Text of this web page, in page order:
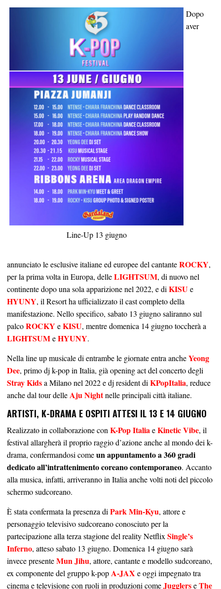
Line-Up 13 giugno
Dopo
aver
annunciato le esclusive italiane ed europee del cantanteROCKY,
per la prima volta in Europa, delleLIGHTSUM, di nuovo nel
continente dopo una sola apparizione nel 2022, e di KISUe
HYUNY, il Resort ha ufficializzato il cast completo della
manifestazione. Nello specifico, sabato 13 giugno saliranno sul
palcoROCKY eKISU, mentre domenica 14 giugno toccherà a
LIGHTSUMeHYUNY.
Nella line up musicale di entrambe le giornate entra ancheYeong
Dee, primo dj k-pop in Italia, già opening act del concerto degli
Stray Kidsa Milano nel 2022 e dj resident di KPopItalia, reduce
anche dal tour delle Aju Nightnelle principali città italiane.
ARTISTI, K-DRAMA E OSPITI ATTESI IL 13 E 14 GIUGNO
Realizzato in collaborazione con K-Pop Italia eKinetic Vibe, il
festival allargherà il proprio raggio d’azione anche al mondo dei k-
drama, confermandosi comeun appuntamento a 360 gradi
dedicato all’intrattenimento coreano contemporaneo. Accanto
alla musica, infatti, arriveranno in Italia anche volti noti del piccolo
schermo sudcoreano.
È stata confermata la presenza di Park Min-Kyu, attore e
personaggio televisivo sudcoreano conosciuto per la
partecipazione alla terza stagione del reality Netflix Single’s
Inferno, atteso sabato 13 giugno. Domenica 14 giugno sarà
invece presenteMun Jihu, attore, cantante e modello sudcoreano,
ex componente del gruppo k-pop A-JAX e oggi impegnato tra
cinema e televisione con ruoli in produzioni comeJugglerseThe